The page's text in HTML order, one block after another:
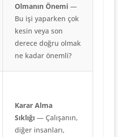
Olmanın Önemi—
Bu işi yaparken çok
kesin veya son
derece doğru olmak
ne kadar önemli?
Karar Alma
Sıklığı— Çalışanın,
diğer insanları,